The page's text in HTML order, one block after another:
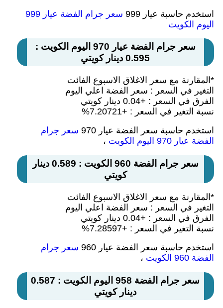
استخدم حاسبة عيار 999
سعر جرام الفضة عيار 999
اليوم الكويت
سعر جرام الفضة عيار 970 اليوم الكويت :
0.595 دينار كويتي
*المقارنة مع سعر الاغلاق الاسبوع الفائت
التغير في السعر : سعر الفضة اعلي اليوم
الفرق في السعر : +0.04 دينار كويتي
نسبة التغير في السعر : +7.20721%
استخدم حاسبة سعر الفضة عيار 970
سعر جرام
الفضة عيار 970 اليوم الكويت
،
سعر جرام الفضة 960 الكويت : 0.589 دينار
كويتي
*المقارنة مع سعر الاغلاق الاسبوع الفائت
التغير في السعر : سعر الفضة اعلي اليوم
الفرق في السعر : +0.04 دينار كويتي
نسبة التغير في السعر : +7.28597%
استخدم حاسبة سعر الفضة عيار 960
سعر جرام
الفضة 960 الكويت
،
سعر جرام الفضة 958 اليوم الكويت : 0.587
دينار كويتي